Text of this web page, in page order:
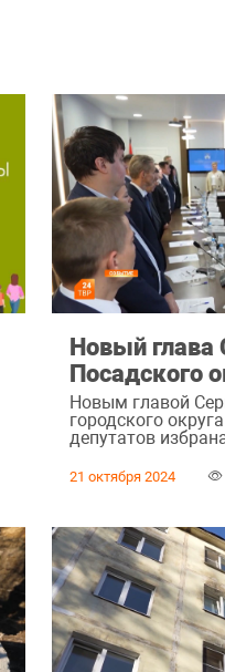
Новый глава
Посадского
Новым главой
городского
депутатов
21 октября 2024